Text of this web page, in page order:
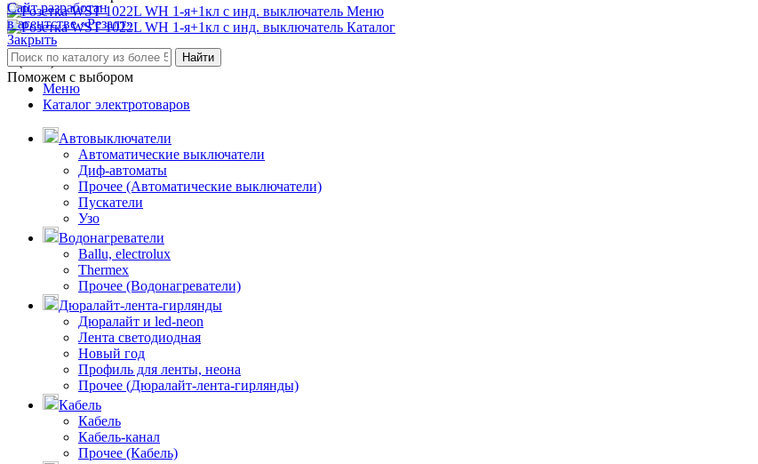
Меню
Каталог
8 (3842) 21-14-47
Поможем с выбором
Сайт разработан
в агентстве «Резалт»
Закрыть
Найти
Меню
Каталог электротоваров
Автовыключатели
Автоматические выключатели
Диф-автоматы
Прочее (Автоматические выключатели)
Пускатели
Узо
Водонагреватели
Ballu, electrolux
Thermex
Прочее (Водонагреватели)
Дюралайт-лента-гирлянды
Дюралайт и led-neon
Лента светодиодная
Новый год
Профиль для ленты, неона
Прочее (Дюралайт-лента-гирлянды)
Кабель
Кабель
Кабель-канал
Прочее (Кабель)